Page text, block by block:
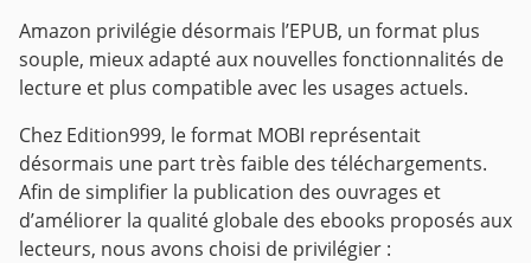
Amazon privilégie désormais l’EPUB, un format plus
souple, mieux adapté aux nouvelles fonctionnalités de
lecture et plus compatible avec les usages actuels.
Chez Edition999, le format MOBI représentait
désormais une part très faible des téléchargements.
Afin de simplifier la publication des ouvrages et
d’améliorer la qualité globale des ebooks proposés aux
lecteurs, nous avons choisi de privilégier :